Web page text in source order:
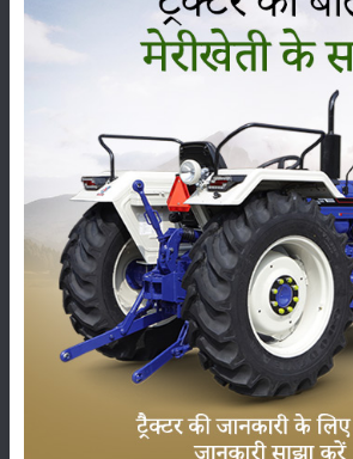
ये भी पढ़ें: सर्पगन्धा की खेती - जड़ से जीवन रक्षक दवा तक
उर्वरक की अनुशंसित मात्रा प्रति हेक्टेयर 60 कि.ग्रा.
फास्फोरस (P₂O₅) और 40 किग्रा पोटाश (K₂O) है। इन
फास्फोरस (P₂O₅) और पोटाश (K₂O) तथा नाइट्रोजन
आधार खुराक के रूप में दिया जाता है, जबकि शेष दो-तिहाई
से आठ सप्ताह के भीतर दी जाती है।
शंख पुष्पी की खेती में सिंचाई
शंख पुष्पी की खेती में अंकुरण के दौरान बार-बार सिंचाई की
मिट्टी की सतह को नरम रखा जा सके और कठोर परत न
हुई कली के मिट्टी से बाहर निकलने में बाधा डाल सकती
के लिए हानिकारक होता है।
प्रारंभिक अवधि में 4-7 दिनों के अंतराल पर और बाद में 15
करने की सिफारिश की जाती है। औसतन, एक पौधे को